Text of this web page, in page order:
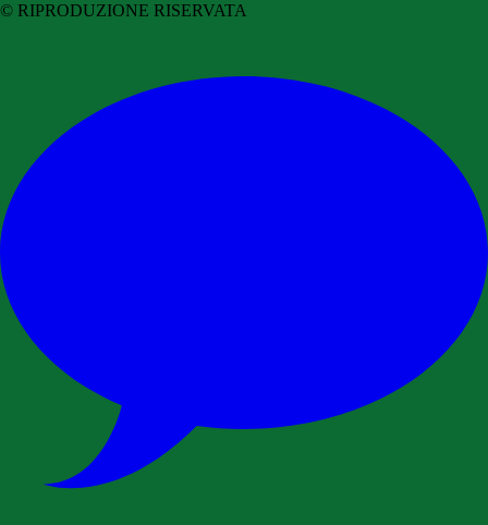
© RIPRODUZIONE RISERVATA